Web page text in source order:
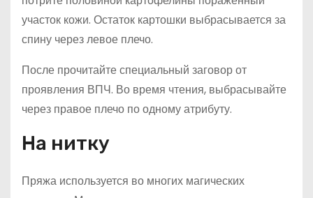
участок кожи. Остаток картошки выбрасывается за
спину через левое плечо.
После прочитайте специальный заговор от
проявления ВПЧ. Во время чтения, выбрасывайте
через правое плечо по одному атрибуту.
На нитку
Пряжа используется во многих магических